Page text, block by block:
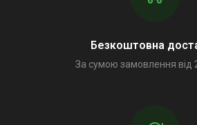
Безкоштовна
За сумою замовлення від